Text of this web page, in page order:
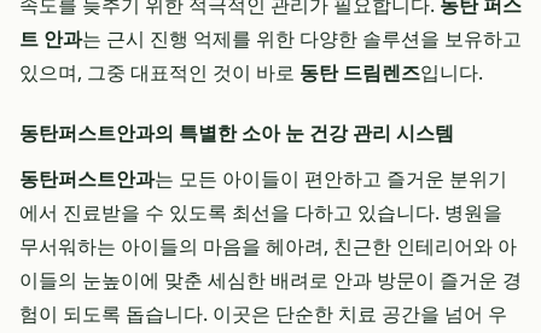
트 안과는 근시 진행 억제를 위한 다양한 솔루션을 보유하고
있으며, 그중 대표적인 것이 바로 동탄 드림렌즈입니다.
동탄퍼스트안과의 특별한 소아 눈 건강 관리 시스템
동탄퍼스트안과는 모든 아이들이 편안하고 즐거운 분위기
에서 진료받을 수 있도록 최선을 다하고 있습니다. 병원을
무서워하는 아이들의 마음을 헤아려, 친근한 인테리어와 아
이들의 눈높이에 맞춘 세심한 배려로 안과 방문이 즐거운 경
험이 되도록 돕습니다. 이곳은 단순한 치료 공간을 넘어 우